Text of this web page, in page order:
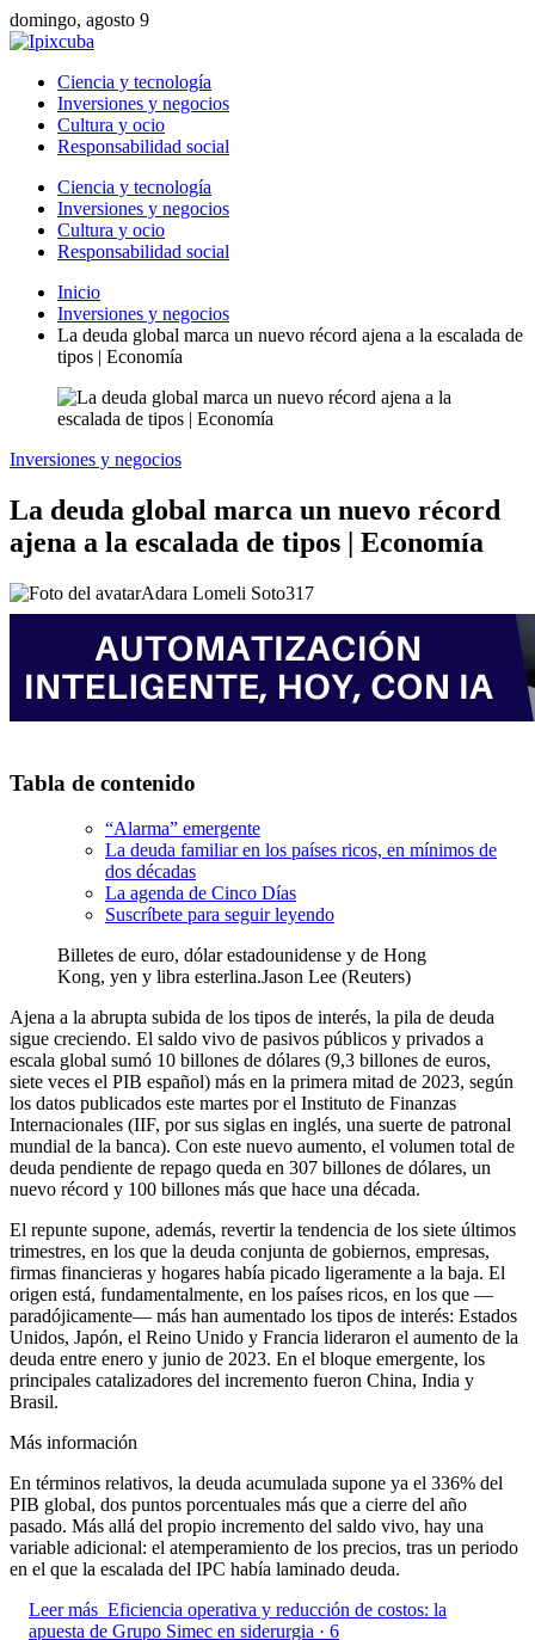
domingo, agosto 9
Ciencia y tecnología
Inversiones y negocios
Cultura y ocio
Responsabilidad social
Ciencia y tecnología
Inversiones y negocios
Cultura y ocio
Responsabilidad social
Inicio
Inversiones y negocios
La deuda global marca un nuevo récord ajena a la escalada de
tipos | Economía
Inversiones y negocios
La deuda global marca un nuevo récord
ajena a la escalada de tipos | Economía
Adara Lomeli Soto317
Tabla de contenido
“Alarma” emergente
La deuda familiar en los países ricos, en mínimos de
dos décadas
La agenda de Cinco Días
Suscríbete para seguir leyendo
Billetes de euro, dólar estadounidense y de Hong
Kong, yen y libra esterlina.Jason Lee (Reuters)
Ajena a la abrupta subida de los tipos de interés, la pila de deuda
sigue creciendo. El saldo vivo de pasivos públicos y privados a
escala global sumó 10 billones de dólares (9,3 billones de euros,
siete veces el PIB español) más en la primera mitad de 2023, según
los datos publicados este martes por el Instituto de Finanzas
Internacionales (IIF, por sus siglas en inglés, una suerte de patronal
mundial de la banca). Con este nuevo aumento, el volumen total de
deuda pendiente de repago queda en 307 billones de dólares, un
nuevo récord y 100 billones más que hace una década.
El repunte supone, además, revertir la tendencia de los siete últimos
trimestres, en los que la deuda conjunta de gobiernos, empresas,
firmas financieras y hogares había picado ligeramente a la baja. El
origen está, fundamentalmente, en los países ricos, en los que —
paradójicamente— más han aumentado los tipos de interés: Estados
Unidos, Japón, el Reino Unido y Francia lideraron el aumento de la
deuda entre enero y junio de 2023. En el bloque emergente, los
principales catalizadores del incremento fueron China, India y
Brasil.
Más información
En términos relativos, la deuda acumulada supone ya el 336% del
PIB global, dos puntos porcentuales más que a cierre del año
pasado. Más allá del propio incremento del saldo vivo, hay una
variable adicional: el atemperamiento de los precios, tras un periodo
en el que la escalada del IPC había laminado deuda.
Leer más Eficiencia operativa y reducción de costos: la
apuesta de Grupo Simec en siderurgia · 6